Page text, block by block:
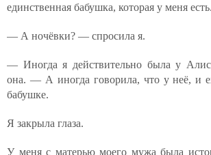
единственная бабушка, которая у меня есть.
— А ночёвки? — спросила я.
— Иногда я действительно была у
она. — А иногда говорила, что у неё, и
бабушке.
Я закрыла глаза.
У меня с матерью моего мужа была